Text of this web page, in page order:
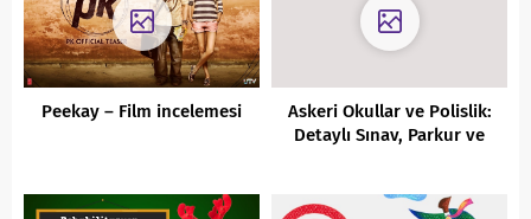
Peekay – Film incelemesi
Askeri Okullar ve Polislik:
Detaylı Sınav, Parkur ve